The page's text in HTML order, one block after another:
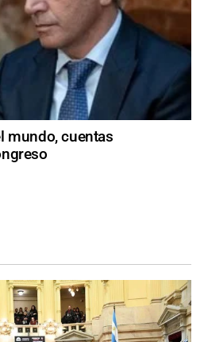
mundo, cuentas